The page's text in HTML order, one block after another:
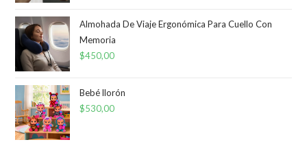
Almohada De Viaje Ergonómica Para Cuello Con
Memoria
$450,00
Bebé llorón
$530,00